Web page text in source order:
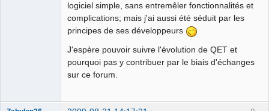
logiciel simple, sans entremêler fonctionnalités et
complications; mais j'ai aussi été séduit par les
principes de ses développeurs
J'espère pouvoir suivre l'évolution de QET et
pourquoi pas y contribuer par le biais d'échanges
sur ce forum.